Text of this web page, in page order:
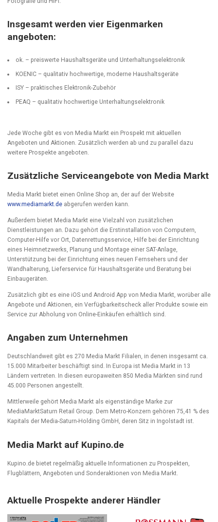
Insgesamt werden vier Eigenmarken
angeboten:
ok. – preiswerte Haushaltsgeräte und Unterhaltungselektronik
KOENIC – qualitativ hochwertige, moderne Haushaltsgeräte
ISY – praktisches Elektronik-Zubehör
PEAQ – qualitativ hochwertige Unterhaltungselektronik
Jede Woche gibt es von Media Markt ein Prospekt mit aktuellen
Angeboten und Aktionen. Zusätzlich werden ab und zu parallel dazu
weitere Prospekte angeboten.
Zusätzliche Serviceangebote von Media Markt
Media Markt bietet einen Online Shop an, der auf der Website
www.mediamarkt.de abgerufen werden kann.
Außerdem bietet Media Markt eine Vielzahl von zusätzlichen
Dienstleistungen an. Dazu gehört die Erstinstallation von Computern,
Computer-Hilfe vor Ort, Datenrettungsservice, Hilfe bei der Einrichtung
eines Heimnetzwerks, Planung und Montage einer SAT-Anlage,
Unterstützung bei der Einrichtung eines neuen Fernsehers und der
Wandhalterung, Lieferservice für Haushaltsgeräte und Beratung bei
Einbaugeräten.
Zusätzlich gibt es eine iOS und Android App von Media Markt, worüber alle
Angebote und Aktionen, ein Verfügbarkeitscheck aller Produkte sowie ein
Service zur Abholung von Online-Einkäufen erhältlich sind.
Angaben zum Unternehmen
Deutschlandweit gibt es 270 Media Markt Filialen, in denen insgesamt ca.
15.000 Mitarbeiter beschäftigt sind. In Europa ist Media Markt in 13
Ländern vertreten. In diesen europaweiten 850 Media Märkten sind rund
45.000 Personen angestellt.
Mittlerweile gehört Media Markt als eigenständige Marke zur
MediaMarktSaturn Retail Group. Dem Metro-Konzern gehören 75,41 % des
Kapitals der Media-Saturn-Holding GmbH, deren Sitz in Ingolstadt ist.
Media Markt auf Kupino.de
Kupino.de bietet regelmäßig aktuelle Informationen zu Prospekten,
Flugblättern, Angeboten und Sonderaktionen von Media Markt.
Aktuelle Prospekte anderer Händler